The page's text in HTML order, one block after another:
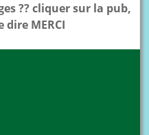
?? cliquer sur la pub,
dire MERCI